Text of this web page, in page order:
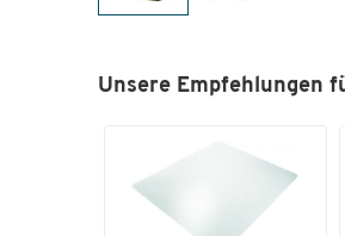
Unsere Empfehlungen